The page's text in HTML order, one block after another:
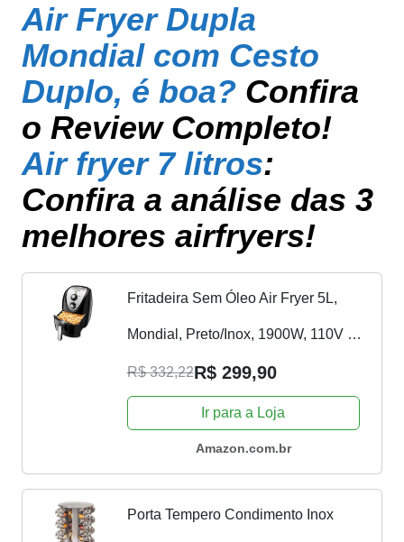
Air Fryer Dupla
Mondial com Cesto
Duplo, é boa? Confira
o Review Completo!
Air fryer 7 litros:
Confira a análise das 3
melhores airfryers!
Fritadeira Sem Óleo Air Fryer 5L,
Mondial, Preto/Inox, 1900W, 110V -
AFN-50-BI
R$ 332,22R$ 299,90
Ir para a Loja
Amazon.com.br
Porta Tempero Condimento Inox